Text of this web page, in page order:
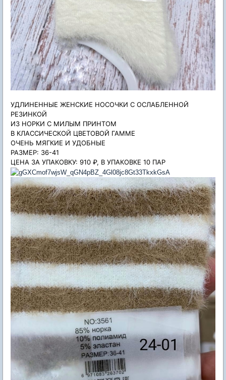
УДЛИНЕННЫЕ ЖЕНСКИЕ НОСОЧКИ С ОСЛАБЛЕННОЙ
РЕЗИНКОЙ
ИЗ НОРКИ С МИЛЫМ ПРИНТОМ
В КЛАССИЧЕСКОЙ ЦВЕТОВОЙ ГАММЕ
ОЧЕНЬ МЯГКИЕ И УДОБНЫЕ
РАЗМЕР: 36-41
ЦЕНА ЗА УПАКОВКУ: 910 ₽, В УПАКОВКЕ 10 ПАР